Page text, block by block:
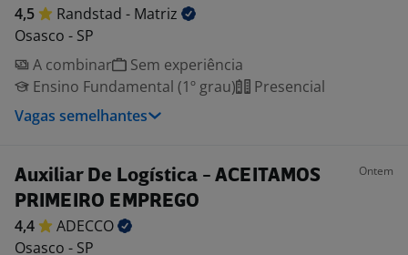
4,5 Randstad - Matriz
Osasco - SP
A combinar
Sem experiência
Ensino Fundamental (1º grau)
Presencial
Vagas semelhantes
Auxiliar De Logística - ACEITAMOS
PRIMEIRO EMPREGO
Ontem
4,4
ADECCO
Osasco - SP